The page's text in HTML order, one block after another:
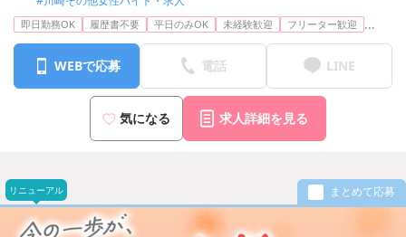
即日勤務OK 履歴書不要 平日のみOK 未経験歓迎 フリーター歓迎 ...
WEBで応募 電話 LINE
気になる 求人詳細を見る
リニューアル まとめて応募